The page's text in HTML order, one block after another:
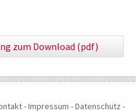
zum Download (pdf)
-Impressum -Datenschutz -